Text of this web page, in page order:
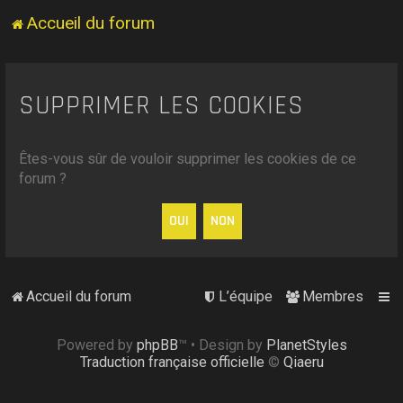
Accueil du forum
SUPPRIMER LES COOKIES
Êtes-vous sûr de vouloir supprimer les cookies de ce
forum ?
Accueil du forum Membres
L’équipe
Powered by phpBB™ • Design by PlanetStyles
Traduction française officielle © Qiaeru